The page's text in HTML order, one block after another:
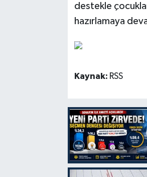
destekle
hazırlamaya
Kaynak: RSS